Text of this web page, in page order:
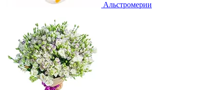
Альстромерии